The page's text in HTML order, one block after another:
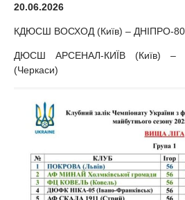
20.06.2026
КДЮСШ ВОСХОД (Київ) – ДНІПРО-80
ДЮСШ АРСЕНАЛ-КИЇВ (Київ)
(Черкаси)